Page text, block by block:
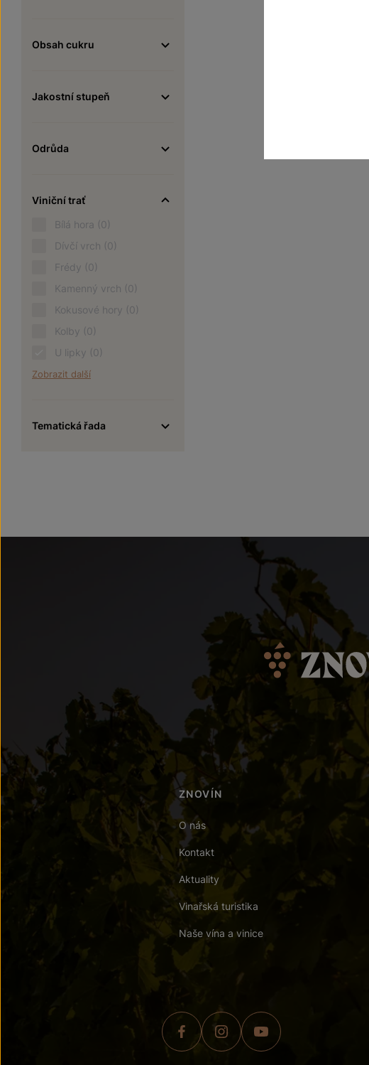
Obsah cukru
Jakostní stupeň
Odrůda
Viniční trať
Bílá hora (0)
Dívčí vrch (0)
Frédy (0)
Kamenný vrch (0)
Kokusové hory (0)
Kolby (0)
U lipky (0)
Zobrazit další
Tematická řada
ZNOVÍN
O nás
Kontakt
Aktuality
Vinařská turistika
Naše vína a vinice